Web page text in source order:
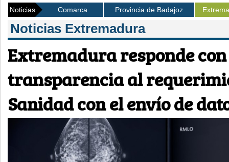
Noticias Comarca Provincia de Badajoz
Noticias Extremadura
Extremadura responde
transparencia al
Sanidad con el envío de